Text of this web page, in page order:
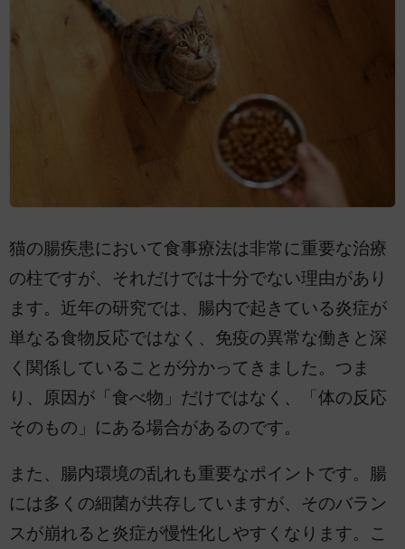
猫の腸疾患において食事療法は非常に重要な治療
の柱ですが、それだけでは十分でない理由があり
ます。近年の研究では、腸内で起きている炎症が
単なる食物反応ではなく、免疫の異常な働きと深
く関係していることが分かってきました。つま
り、原因が「食べ物」だけではなく、「体の反応
そのもの」にある場合があるのです。
また、腸内環境の乱れも重要なポイントです。腸
には多くの細菌が共存していますが、そのバラン
スが崩れると炎症が慢性化しやすくなります。こ